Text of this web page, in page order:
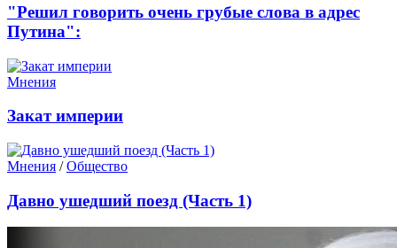
"Решил говорить очень грубые слова в адрес
Путина":
Мнения
Закат империи
Мнения /Общество
Давно ушедший поезд (Часть 1)